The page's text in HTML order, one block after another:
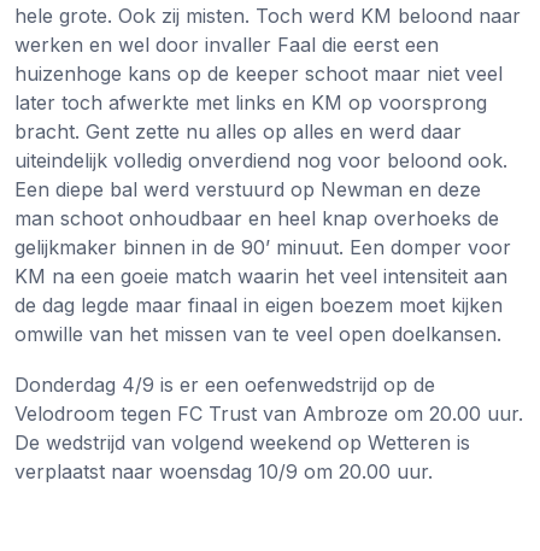
hele grote. Ook zij misten. Toch werd KM beloond naar
werken en wel door invaller Faal die eerst een
huizenhoge kans op de keeper schoot maar niet veel
later toch afwerkte met links en KM op voorsprong
bracht. Gent zette nu alles op alles en werd daar
uiteindelijk volledig onverdiend nog voor beloond ook.
Een diepe bal werd verstuurd op Newman en deze
man schoot onhoudbaar en heel knap overhoeks de
gelijkmaker binnen in de 90’ minuut. Een domper voor
KM na een goeie match waarin het veel intensiteit aan
de dag legde maar finaal in eigen boezem moet kijken
omwille van het missen van te veel open doelkansen.
Donderdag 4/9 is er een oefenwedstrijd op de
Velodroom tegen FC Trust van Ambroze om 20.00 uur.
De wedstrijd van volgend weekend op Wetteren is
verplaatst naar woensdag 10/9 om 20.00 uur.